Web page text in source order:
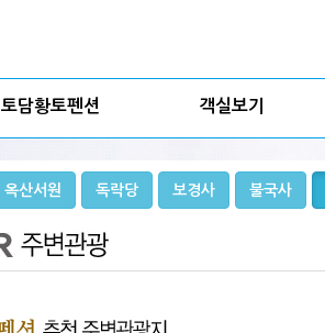
토담황토펜션 객실보기
옥산서원 독락당 보경사 불국사